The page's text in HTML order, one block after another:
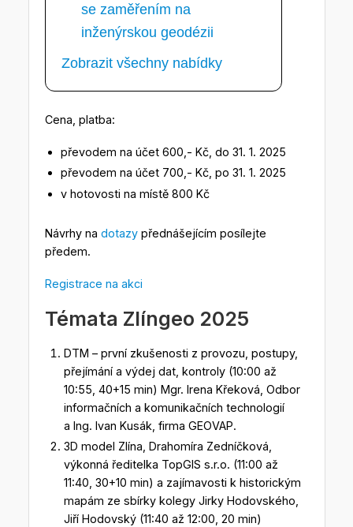
se zaměřením na
inženýrskou geodézii
Zobrazit všechny nabídky
Cena, platba:
převodem na účet 600,- Kč, do 31. 1. 2025
převodem na účet 700,- Kč, po 31. 1. 2025
v hotovosti na místě 800 Kč
Návrhy na dotazypřednášejícím posílejte
předem.
Registrace na akci
Témata Zlíngeo 2025
DTM – první zkušenosti z provozu, postupy,
přejímání a výdej dat, kontroly (10:00 až
10:55, 40+15 min) Mgr. Irena Křeková, Odbor
informačních a komunikačních technologií
a Ing. Ivan Kusák, firma GEOVAP.
3D model Zlína, Drahomíra Zedníčková,
výkonná ředitelka TopGIS s.r.o. (11:00 až
11:40, 30+10 min) a zajímavosti k historickým
mapám ze sbírky kolegy Jirky Hodovského,
Jiří Hodovský (11:40 až 12:00, 20 min)